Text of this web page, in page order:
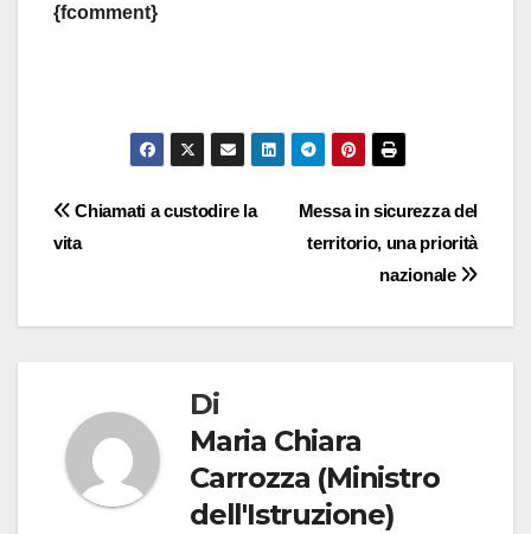
{fcomment}
Navigazione
Messa in sicurezza del
territorio, una priorità
nazionale
Chiamati a custodire la
vita
Di
Maria Chiara
Carrozza (Ministro
dell'Istruzione)